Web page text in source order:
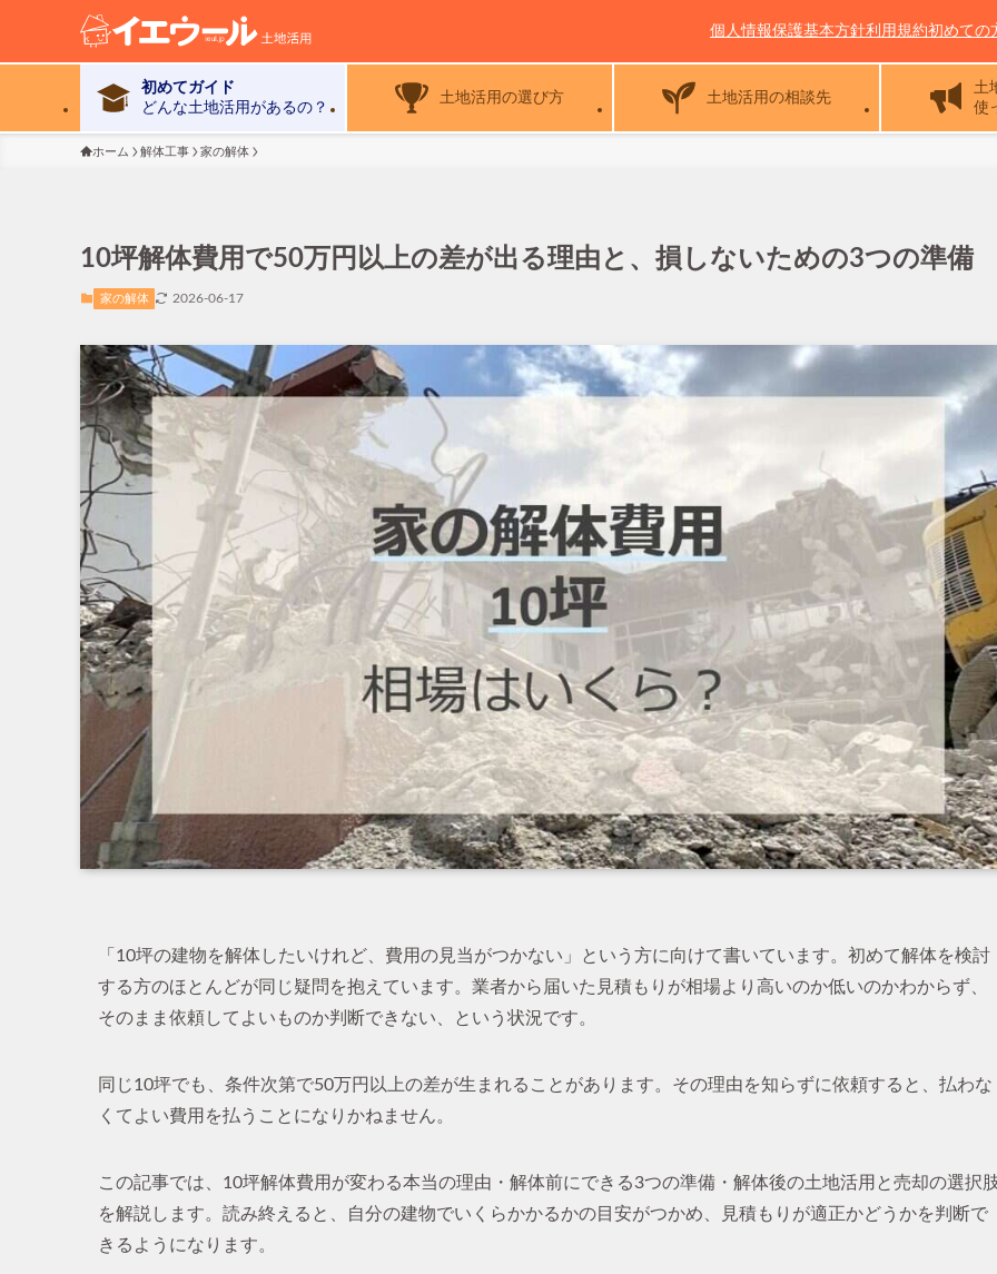
初めてガイド
どんな土地活用があるの？
土地活用の選び方 土地活用の相談先
土
使
個人情報保護基本方針利用規約初めての
ホーム 解体工事 家の解体
10坪解体費用で50万円以上の差が出る理由と、損しないための3つの準備
家の解体 2026-06-17
「10坪の建物を解体したいけれど、費用の見当がつかない」という方に向けて書いています。初めて解体を検討
する方のほとんどが同じ疑問を抱えています。業者から届いた見積もりが相場より高いのか低いのかわからず、
そのまま依頼してよいものか判断できない、という状況です。
同じ10坪でも、条件次第で50万円以上の差が生まれることがあります。その理由を知らずに依頼すると、払わな
くてよい費用を払うことになりかねません。
この記事では、10坪解体費用が変わる本当の理由・解体前にできる3つの準備・解体後の土地活用と売却の選択
を解説します。読み終えると、自分の建物でいくらかかるかの目安がつかめ、見積もりが適正かどうかを判断で
きるようになります。